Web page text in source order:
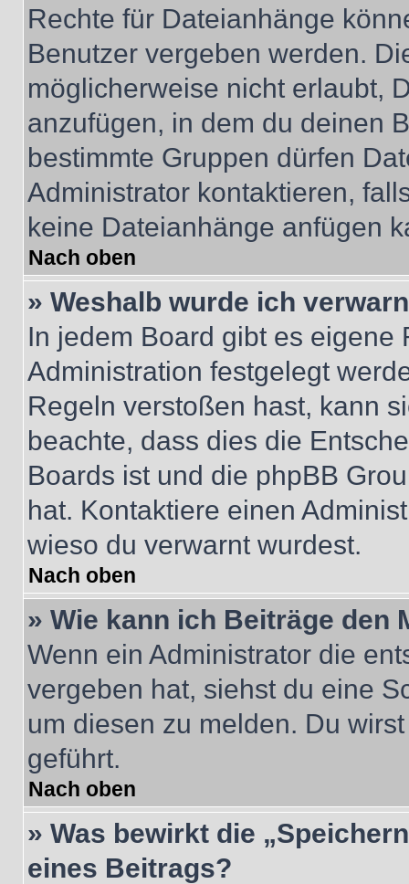
Rechte für Dateianhänge
Benutzer vergeben werden.
möglicherweise nicht erlaubt,
anzufügen, in dem du deinen
bestimmte Gruppen dürfen
Administrator kontaktieren,
keine Dateianhänge anfügen
Nach oben
» Weshalb wurde ich
In jedem Board gibt es
Administration festgelegt
Regeln verstoßen hast, kann
beachte, dass dies die
Boards ist und die phpBB
hat. Kontaktiere einen
wieso du verwarnt wurdest.
Nach oben
» Wie kann ich Beiträge den
Wenn ein Administrator die
vergeben hat, siehst du eine
um diesen zu melden. Du
geführt.
Nach oben
» Was bewirkt die
eines Beitrags?